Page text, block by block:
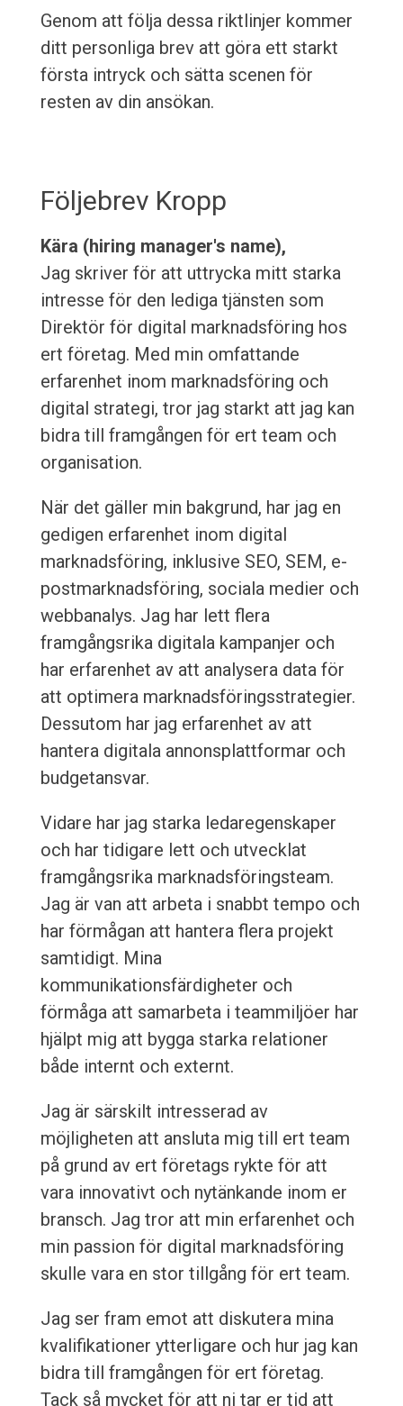
Genom att följa dessa riktlinjer kommer
ditt personliga brev att göra ett starkt
första intryck och sätta scenen för
resten av din ansökan.
Följebrev Kropp
Kära (hiring manager's name),
Jag skriver för att uttrycka mitt starka
intresse för den lediga tjänsten som
Direktör för digital marknadsföring hos
ert företag. Med min omfattande
erfarenhet inom marknadsföring och
digital strategi, tror jag starkt att jag kan
bidra till framgången för ert team och
organisation.
När det gäller min bakgrund, har jag en
gedigen erfarenhet inom digital
marknadsföring, inklusive SEO, SEM, e-
postmarknadsföring, sociala medier och
webbanalys. Jag har lett flera
framgångsrika digitala kampanjer och
har erfarenhet av att analysera data för
att optimera marknadsföringsstrategier.
Dessutom har jag erfarenhet av att
hantera digitala annonsplattformar och
budgetansvar.
Vidare har jag starka ledaregenskaper
och har tidigare lett och utvecklat
framgångsrika marknadsföringsteam.
Jag är van att arbeta i snabbt tempo och
har förmågan att hantera flera projekt
samtidigt. Mina
kommunikationsfärdigheter och
förmåga att samarbeta i teammiljöer har
hjälpt mig att bygga starka relationer
både internt och externt.
Jag är särskilt intresserad av
möjligheten att ansluta mig till ert team
på grund av ert företags rykte för att
vara innovativt och nytänkande inom er
bransch. Jag tror att min erfarenhet och
min passion för digital marknadsföring
skulle vara en stor tillgång för ert team.
Jag ser fram emot att diskutera mina
kvalifikationer ytterligare och hur jag kan
bidra till framgången för ert företag.
Tack så mycket för att ni tar er tid att